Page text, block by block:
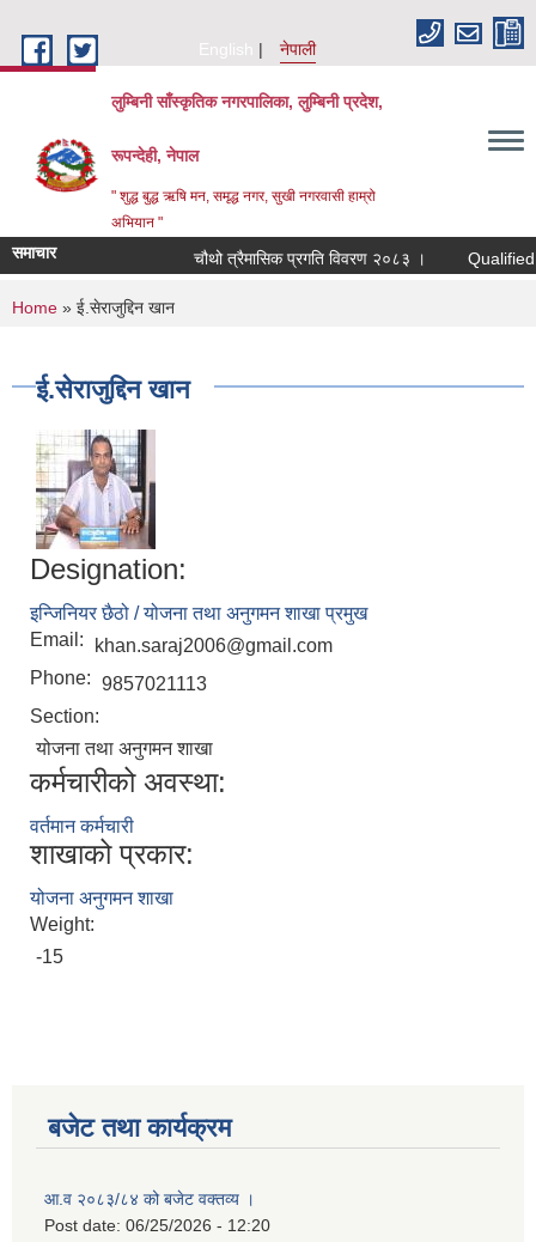
English
नेपाली
लुम्बिनी साँस्कृतिक नगरपालिका, लुम्बिनी प्रदेश,
रूपन्देही, नेपाल
" शुद्ध बुद्ध ऋषि मन, समृद्ध नगर, सुखी नगरवासी हाम्रो
अभियान "
समाचार चौथो त्रैमासिक प्रगति विवरण २०८३ । Qualified
You are here
Home » ई.सेराजुद्दिन खान
ई.सेराजुद्दिन खान
Designation:
इन्जिनियर छैठो / योजना तथा अनुगमन शाखा प्रमुख
Email:
khan.saraj2006@gmail.com
Phone: 9857021113
Section:
योजना तथा अनुगमन शाखा
कर्मचारीको अवस्था:
वर्तमान कर्मचारी
शाखाको प्रकार:
योजना अनुगमन शाखा
Weight:
-15
बजेट तथा कार्यक्रम
आ.व २०८३/८४ को बजेट वक्तव्य ।
Post date: 06/25/2026 - 12:20